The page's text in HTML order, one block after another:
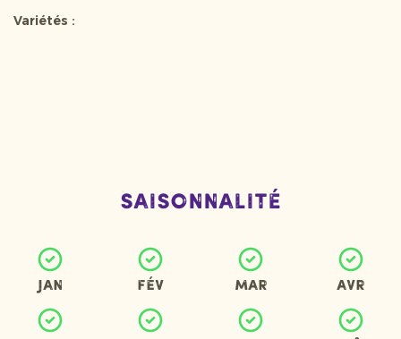
Variétés :
Saisonnalité
Jan Fév Mar Avr